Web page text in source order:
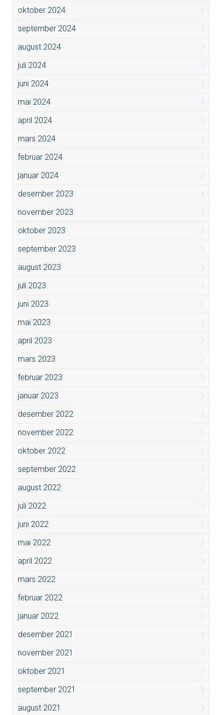
oktober 2024
september 2024
august 2024
juli 2024
juni 2024
mai 2024
april 2024
mars 2024
februar 2024
januar 2024
desember 2023
november 2023
oktober 2023
september 2023
august 2023
juli 2023
juni 2023
mai 2023
april 2023
mars 2023
februar 2023
januar 2023
desember 2022
november 2022
oktober 2022
september 2022
august 2022
juli 2022
juni 2022
mai 2022
april 2022
mars 2022
februar 2022
januar 2022
desember 2021
november 2021
oktober 2021
september 2021
august 2021